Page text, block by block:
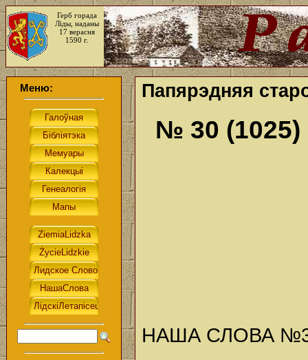
Герб горада
Ліды, наданы
17 верасня
1590 г.
Меню: Папярэдняя
№ 30 (1025)
НАША СЛОВА №30